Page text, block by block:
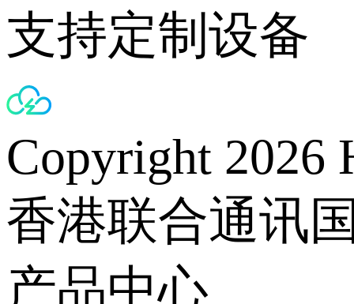
支持定制设备
Copyright 2026
香港联合通讯
产品中心